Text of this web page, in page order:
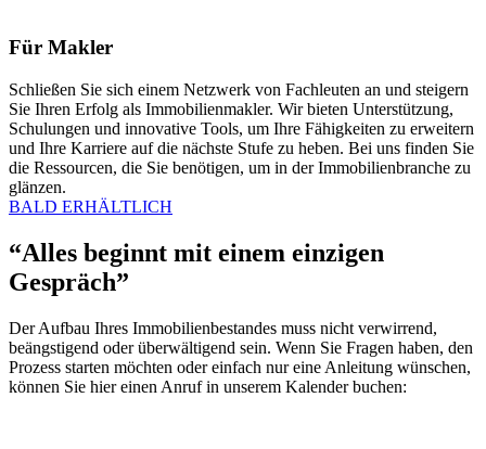
Für Makler
Schließen Sie sich einem Netzwerk von Fachleuten an und steigern
Sie Ihren Erfolg als Immobilienmakler. Wir bieten Unterstützung,
Schulungen und innovative Tools, um Ihre Fähigkeiten zu erweitern
und Ihre Karriere auf die nächste Stufe zu heben. Bei uns finden Sie
die Ressourcen, die Sie benötigen, um in der Immobilienbranche zu
glänzen.
BALD ERHÄLTLICH
“Alles beginnt mit einem einzigen
Gespräch”
Der Aufbau Ihres Immobilienbestandes muss nicht verwirrend,
beängstigend oder überwältigend sein. Wenn Sie Fragen haben, den
Prozess starten möchten oder einfach nur eine Anleitung wünschen,
können Sie hier einen Anruf in unserem Kalender buchen: